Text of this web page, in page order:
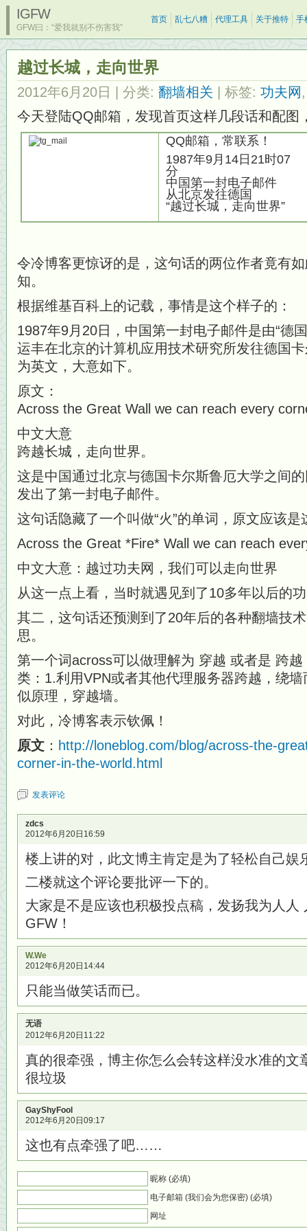
IGFW
GFW曰：“爱我就别不伤害我”
首页 乱七八糟 代理工具 关于推特 手
越过长城，走向世界
2012年6月20日 | 分类: 翻墙相关 | 标签: 功夫网
今天登陆QQ邮箱，发现首页这样几段话和配图
QQ邮箱，常联系！
1987年9月14日21时07
分
中国第一封电子邮件
从北京发往德国
“越过长城，走向世界”
令冷博客更惊讶的是，这句话的两位作者竟有
知。
根据维基百科上的记载，事情是这个样子的：
1987年9月20日，中国第一封电子邮件是由“德
运丰在北京的计算机应用技术研究所发往德国
为英文，大意如下。
原文：
Across the Great Wall we can reach every
中文大意
跨越长城，走向世界。
这是中国通过北京与德国卡尔斯鲁厄大学之间
发出了第一封电子邮件。
这句话隐藏了一个叫做“火”的单词，原文应该是
Across the Great *Fire* Wall we can reach
中文大意：越过功夫网，我们可以走向世界
从这一点上看，当时就遇见到了10多年以后的
其二，这句话还预测到了20年后的各种翻墙技
思。
第一个词across可以做理解为 穿越 或者是 跨
类：1.利用VPN或者其他代理服务器跨越，绕
似原理，穿越墙。
对此，冷博客表示钦佩！
原文 ： http://loneblog.com/blog/across-the-
corner-in-the-world.html
发表评论
zdcs
2012年6月20日16:59
楼上讲的对，此文博主肯定是为了轻松自己娱
二楼就这个评论要批评一下的。
大家是不是应该也积极投点稿，发扬我为人人
GFW！
W.We
2012年6月20日14:44
只能当做笑话而已。
无语
2012年6月20日11:22
真的很牵强，博主你怎么会转这样没水准的文
很垃圾
GayShyFool
2012年6月20日09:17
这也有点牵强了吧……
昵称 (必填)
电子邮箱 (我们会为您保密) (必填)
网址